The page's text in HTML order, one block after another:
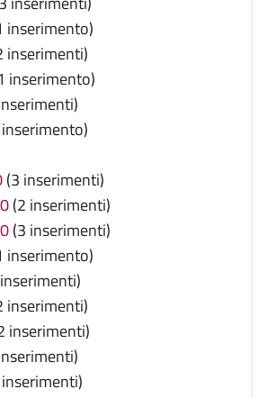
inserimento)
inserimenti)
inserimento)
(3 inserimenti)
(2 inserimenti)
(3 inserimenti)
inserimento)
inserimenti)
inserimenti)